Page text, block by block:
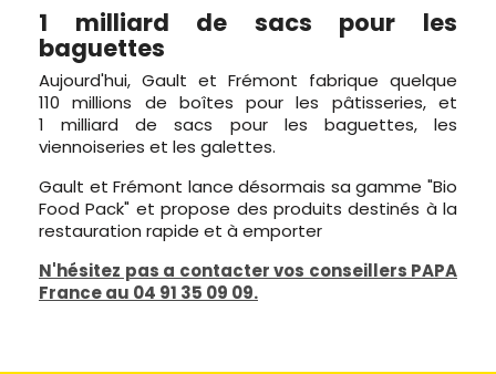
1 milliard de sacs pour les
baguettes
Aujourd'hui, Gault et Frémont fabrique quelque
110 millions de boîtes pour les pâtisseries, et
1 milliard de sacs pour les baguettes, les
viennoiseries et les galettes.
Gault et Frémont lance désormais sa gamme "Bio
Food Pack" et propose des produits destinés à la
restauration rapide et à emporter
N'hésitez pas a contacter vos conseillers PAPA
France au 04 91 35 09 09.